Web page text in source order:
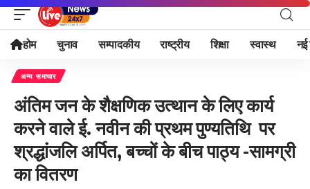
होम चुनाव सम्पादकीय राष्ट्रीय शिक्षा स्वास्थ नई
अन्य समाचार
अंतिम जन के शैक्षणिक उत्थान के लिए कार्य
करने वाले ई. नवीन की प्रथम पुण्यतिथि पर
श्रद्धांजलि अर्पित, बच्चों के बीच पाठ्य -सामग्री
का वितरण